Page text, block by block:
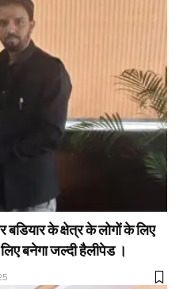
बडियार के क्षेत्र के लोगों के लिए
बनेगा जल्दी हैलीपेड ।